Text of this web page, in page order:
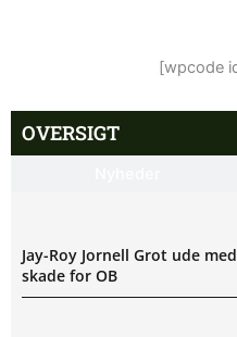
[wpcode
OVERSIGT
Jay-Roy Jornell Grot ude med
skade for OB